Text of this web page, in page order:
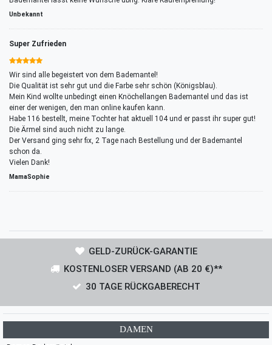
Unbekannt
Super Zufrieden
Wir sind alle begeistert von dem Bademantel!
Die Qualität ist sehr gut und die Farbe sehr schön (Königsblau).
Mein Kind wollte unbedingt einen Knöchellangen Bademantel und das ist
einer der wenigen, den man online kaufen kann.
Habe 116 bestellt, meine Tochter hat aktuell 104 und er passt ihr super gut!
Die Ärmel sind auch nicht zu lange.
Der Versand ging sehr fix, 2 Tage nach Bestellung und der Bademantel
schon da.
Vielen Dank!
MamaSophie
GELD-ZURÜCK-GARANTIE
KOSTENLOSER VERSAND (AB 20 €)**
30 TAGE RÜCKGABERECHT
DAMEN